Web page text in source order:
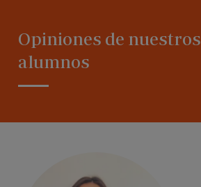
Opiniones de nuestros
alumnos